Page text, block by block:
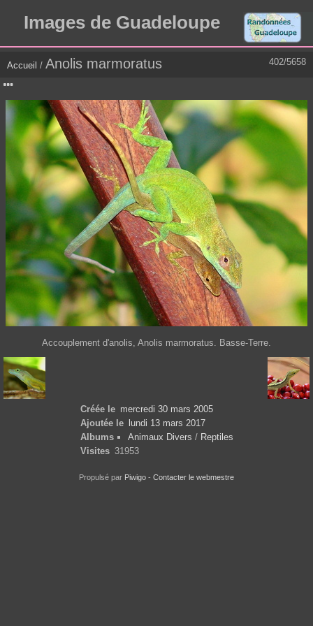
Images de Guadeloupe
402/5658
Accueil / Anolis marmoratus
Accouplement d'anolis, Anolis marmoratus. Basse-Terre.
Créée le mercredi 30 mars 2005
Ajoutée le
lundi 13 mars 2017
Albums
Animaux Divers / Reptiles
Visites 31953
Propulsé par Piwigo - Contacter le webmestre